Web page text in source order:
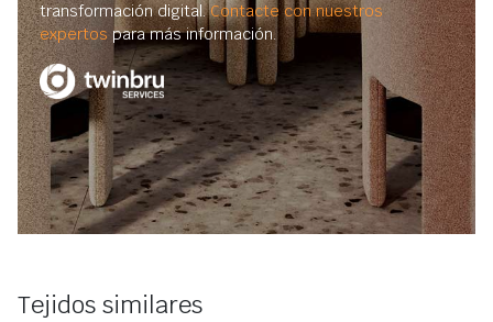
transformación digital.Contacte con nuestros
expertos para más información.
Tejidos similares